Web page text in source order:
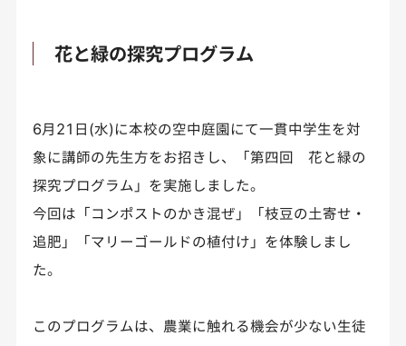
花と緑の探究プログラム
6月21日(水)に本校の空中庭園にて一貫中学生を対
象に講師の先生方をお招きし、「第四回 花と緑の
探究プログラム」を実施しました。
今回は「コンポストのかき混ぜ」「枝豆の土寄せ・
追肥」「マリーゴールドの植付け」を体験しまし
た。
このプログラムは、農業に触れる機会が少ない生徒